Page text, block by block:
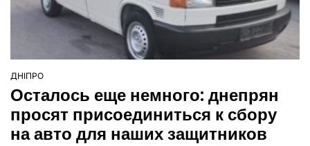
ОПУБЛІКУВАТИ
У
ДНІПРО
Осталось еще немного: днепрян
просят присоединиться к сбору
на авто для наших защитников